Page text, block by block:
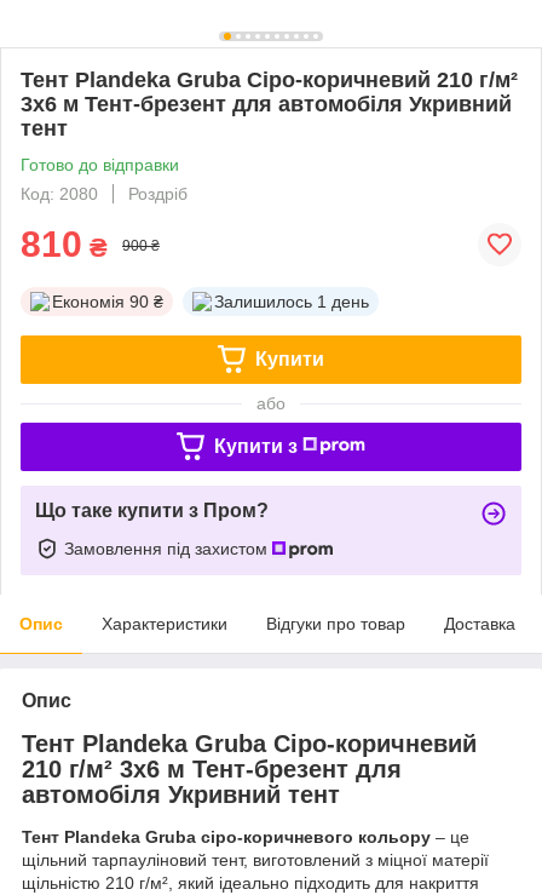
Тент Plandeka Gruba Сіро-коричневий 210 ​​г/м²
3х6 м Тент-брезент для автомобіля Укривний
тент
Готово до відправки
Код: 2080
Роздріб
810 ₴ 900 ₴
Економія 90 ₴ Залишилось 1 день
Купити
або
Купити з
Що таке купити з Пром?
Замовлення під захистом
Опис Характеристики Відгуки про товар Доставка
Опис
Тент Plandeka Gruba Сіро-коричневий
210 ​​г/м² 3х6 м Тент-брезент для
автомобіля Укривний тент
Тент Plandeka Gruba сіро-коричневого кольору – це
щільний тарпауліновий тент, виготовлений з міцної матерії
щільністю 210 г/м², який ідеально підходить для накриття